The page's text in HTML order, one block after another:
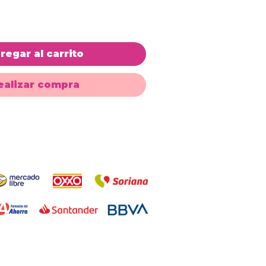
al carrito
compra